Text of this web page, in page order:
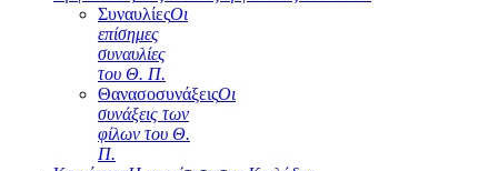
ΣυναυλίεςΟι
επίσημες
συναυλίες
του Θ. Π.
ΘανασοσυνάξειςΟι
συνάξεις των
φίλων του Θ.
Π.